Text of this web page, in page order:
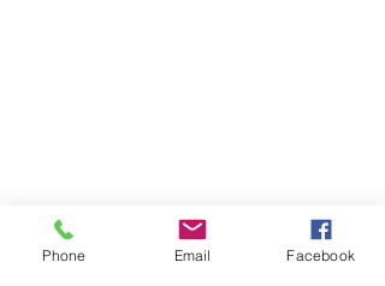
Phone Email Facebook